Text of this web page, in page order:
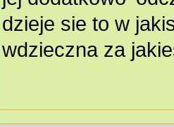
dzieje sie to w
wdzieczna za